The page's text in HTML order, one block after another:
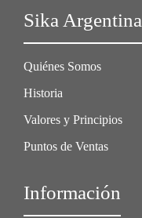
Sika Argentina
Quiénes Somos
Historia
Valores y Principios
Puntos de Ventas
Información